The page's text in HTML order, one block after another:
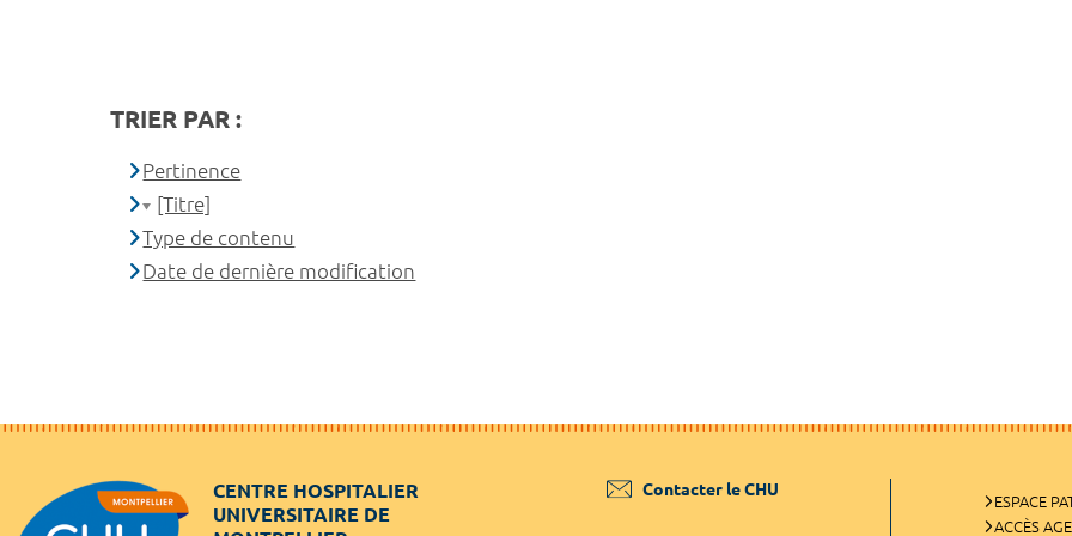
TRIER PAR :
Pertinence
[Titre]
Type de contenu
Date de dernière modification
CENTRE HOSPITALIER
UNIVERSITAIRE DE
Contacter le CHU
ESPACE
ACCÈS